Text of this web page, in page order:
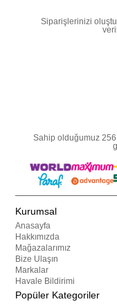
Siparişlerinizi
Sahip olduğumuz
Kurumsal
Anasayfa
Hakkımızda
Mağazalarımız
Bize Ulaşın
Markalar
Havale Bildirimi
Popüler Kategoriler